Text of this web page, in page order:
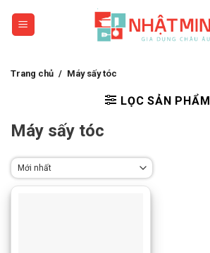
Trang chủ / Máy sấy tóc
LỌC SẢN PHẨM
Máy sấy tóc